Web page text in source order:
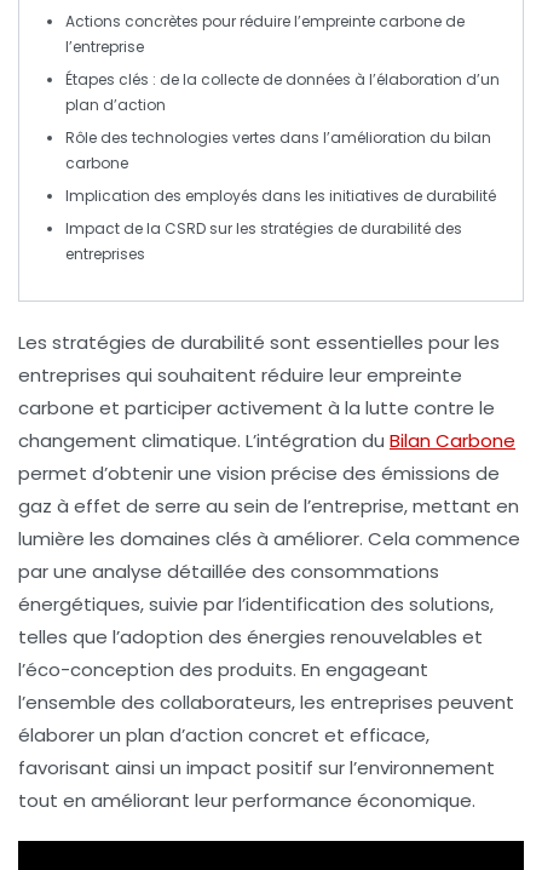
Actions concrètes pour réduire l’empreinte carbone de
l’entreprise
Étapes clés : de la collecte de données à l’élaboration d’un
plan d’action
Rôle des technologies vertes dans l’amélioration du bilan
carbone
Implication des employés dans les initiatives de durabilité
Impact de la CSRD sur les stratégies de durabilité des
entreprises
Les stratégies de durabilité sont essentielles pour les
entreprises qui souhaitent réduire leurempreinte
carbone et participer activement à la lutte contre le
changement climatique. L’intégration du Bilan Carbone
permet d’obtenir une vision précise des émissions de
gaz à effet de serre au sein de l’entreprise, mettant en
lumière les domaines clés à améliorer. Cela commence
par une analyse détaillée des consommations
énergétiques, suivie par l’identification des solutions,
telles que l’adoption des énergies renouvelables et
l’éco-conception des produits. En engageant
l’ensemble des collaborateurs, les entreprises peuvent
élaborer un plan d’action concret et efficace,
favorisant ainsi un impact positif sur l’environnement
tout en améliorant leur performance économique.